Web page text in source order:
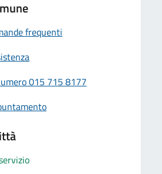
frequenti
015 715 8177